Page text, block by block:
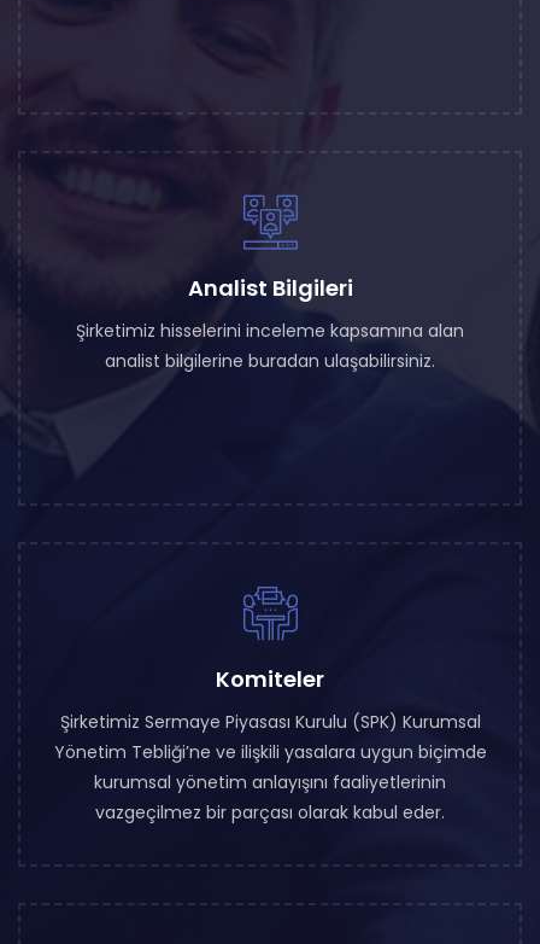
Analist Bilgileri
Şirketimiz hisselerini inceleme kapsamına alan
analist bilgilerine buradan ulaşabilirsiniz.
Komiteler
Şirketimiz Sermaye Piyasası Kurulu (SPK) Kurumsal
Yönetim Tebliği’ne ve ilişkili yasalara uygun biçimde
kurumsal yönetim anlayışını faaliyetlerinin
vazgeçilmez bir parçası olarak kabul eder.